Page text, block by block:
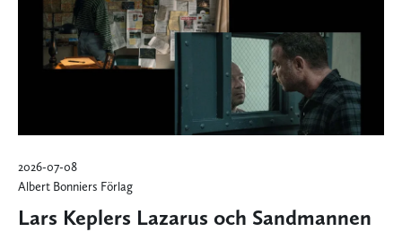
2026-07-08
Albert Bonniers Förlag
Lars Keplers Lazarus och Sandmannen